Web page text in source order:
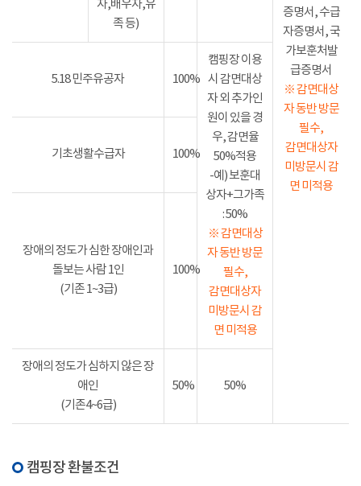
증명서, 수급
자증명서, 국
가보훈처발
급증명서
※ 감면대상
자 동반 방문
필수,
감면대상자
미방문시 감
면 미적용
자,배우자,유
족 등)
5.18 민주유공자 100%
캠핑장 이용
시 감면대상
자 외 추가인
원이 있을 경
우, 감면율
50%적용
-예) 보훈대
상자+그가족
: 50%
※ 감면대상
자 동반 방문
필수,
감면대상자
미방문시 감
면 미적용
기초생활수급자 100%
장애의 정도가 심한 장애인과
돌보는 사람 1인
(기존 1~3급)
100%
장애의 정도가 심하지 않은 장
애인
(기존4~6급)
50% 50%
캠핑장 환불조건